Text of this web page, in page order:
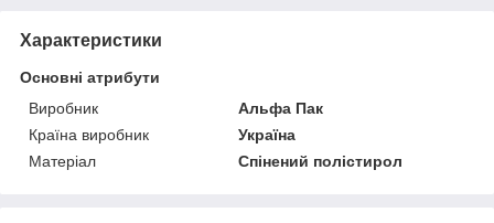
Характеристики
Основні атрибути
Виробник
Альфа Пак
Країна виробник
Україна
Матеріал
Спінений полістирол